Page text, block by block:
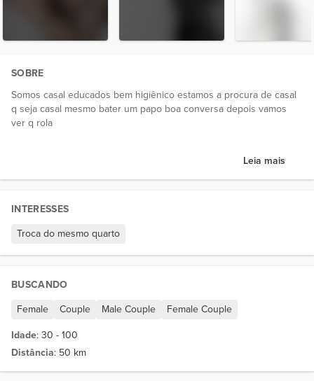
SOBRE
Somos casal educados bem higiênico estamos a procura de casal
q seja casal mesmo bater um papo boa conversa depois vamos
ver q rola
Leia mais
INTERESSES
Troca do mesmo quarto
BUSCANDO
Female Couple Male Couple Female Couple
Idade: 30 - 100
Distância: 50 km